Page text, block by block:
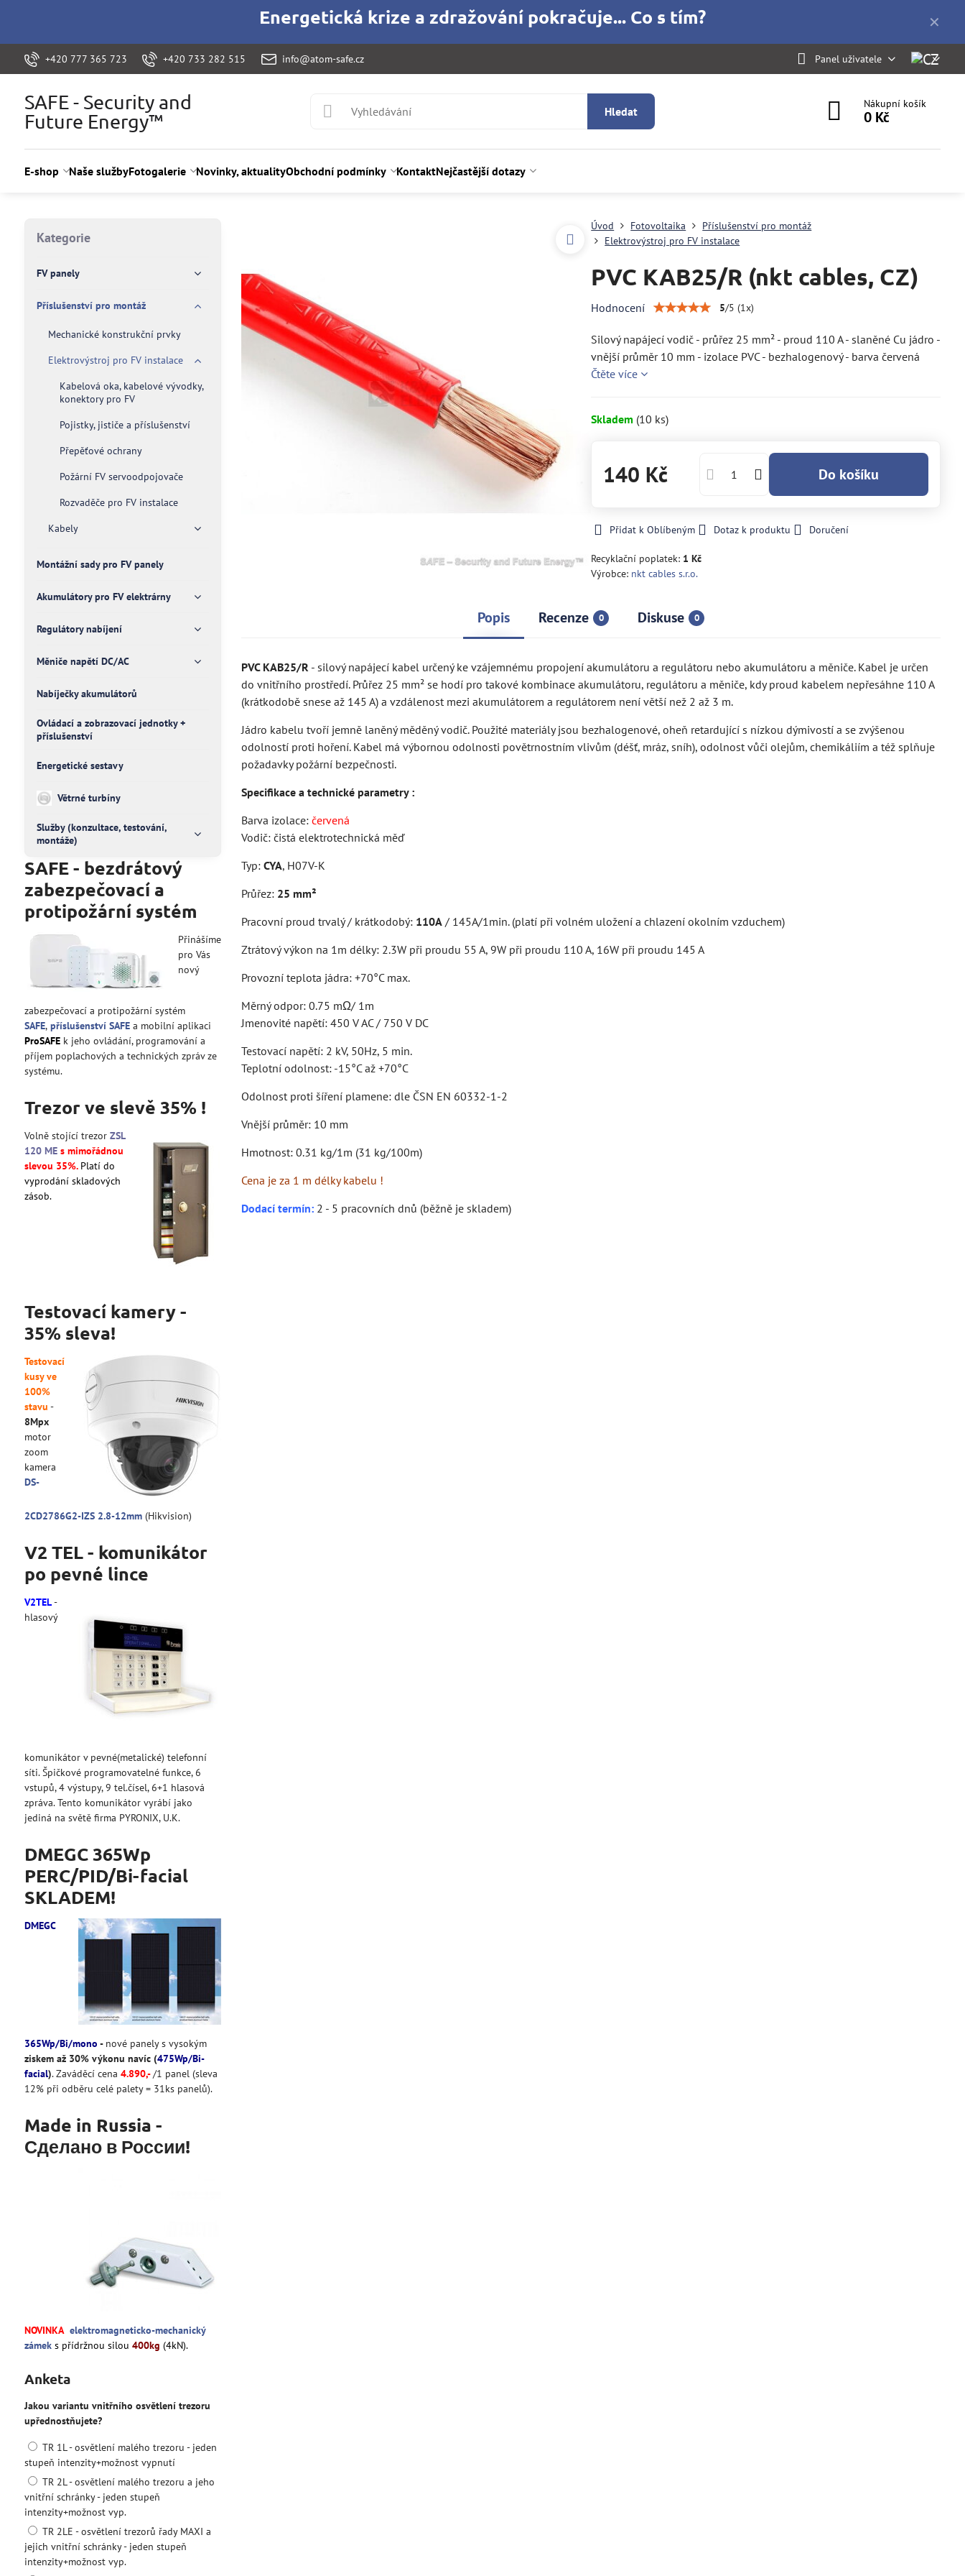
✕
Energetická krize a zdražování pokračuje... Co s tím?
+420 777 365 723 +420 733 282 515 info@atom-safe.cz Panel uživatele
SAFE - Security and
Future Energy™
Hledat
Nákupní košík
0 Kč
E-shop Naše službyFotogalerie Novinky, aktualityObchodní podmínky KontaktNejčastější dotazy
Úvod Fotovoltaika
Příslušenství pro montáž
Elektrovýstroj pro FV instalace
PVC KAB25/R (nkt cables, CZ)
Hodnocení 5/5 (1x)
Silový napájecí vodič - průřez 25 mm² - proud 110 A - slaněné Cu jádro -
vnější průměr 10 mm - izolace PVC - bezhalogenový - barva červená
Čtěte více
Skladem (10 ks)
140 Kč Do košíku
Přidat k Oblíbeným Dotaz k produktu Doručení
Recyklační poplatek: 1 Kč
Výrobce: nkt cables s.r.o.
Popis Recenze 0 Diskuse 0
PVC KAB25/R - silový napájecí kabel určený ke vzájemnému propojení akumulátoru a regulátoru nebo akumulátoru a měniče. Kabel je určen
do vnitřního prostředí. Průřez 25 mm² se hodí pro takové kombinace akumulátoru, regulátoru a měniče, kdy proud kabelem nepřesáhne 110 A
(krátkodobě snese až 145 A) a vzdálenost mezi akumulátorem a regulátorem není větší než 2 až 3 m.
Jádro kabelu tvoří jemně laněný měděný vodič. Použité materiály jsou bezhalogenové, oheň retardující s nízkou dýmivostí a se zvýšenou
odolností proti hoření. Kabel má výbornou odolnosti povětrnostním vlivům (déšť, mráz, sníh), odolnost vůči olejům, chemikáliím a též splňuje
požadavky požární bezpečnosti.
Specifikace a technické parametry :
Barva izolace:červená
Vodič: čistá elektrotechnická měď
Typ:CYA, H07V-K
Průřez: 25 mm²
Pracovní proud trvalý / krátkodobý: 110A / 145A/1min. (platí při volném uložení a chlazení okolním vzduchem)
Ztrátový výkon na 1m délky: 2.3W při proudu 55 A, 9W při proudu 110 A, 16W při proudu 145 A
Provozní teplota jádra: +70°C max.
Měrný odpor: 0.75 mΩ/ 1m
Jmenovité napětí: 450 V AC / 750 V DC
Testovací napětí: 2 kV, 50Hz, 5 min.
Teplotní odolnost: -15°C až +70°C
Odolnost proti šíření plamene: dle ČSN EN 60332-1-2
Vnější průměr: 10 mm
Hmotnost: 0.31 kg/1m (31 kg/100m)
Cena je za 1 m délky kabelu !
Dodací termín: 2 - 5 pracovních dnů (běžně je skladem)
Kategorie
FV panely
Příslušenství pro montáž
Mechanické konstrukční prvky
Elektrovýstroj pro FV instalace
Kabelová oka, kabelové vývodky,
konektory pro FV
Pojistky, jističe a příslušenství
Přepěťové ochrany
Požární FV servoodpojovače
Rozvaděče pro FV instalace
Kabely
Montážní sady pro FV panely
Akumulátory pro FV elektrárny
Regulátory nabíjení
Měniče napětí DC/AC
Nabíječky akumulátorů
Ovládací a zobrazovací jednotky +
příslušenství
Energetické sestavy
Větrné turbíny
Služby (konzultace, testování,
montáže)
SAFE - bezdrátový
zabezpečovací a
protipožární systém
Přinášíme
pro Vás
nový
zabezpečovací a protipožární systém
SAFE, příslušenství SAFEa mobilní aplikaci
ProSAFEk jeho ovládání, programování a
příjem poplachových a technických zpráv ze
systému.
Trezor ve slevě 35% !
Volně stojící trezor ZSL
120 ME s mimořádnou
slevou 35%. Platí do
vyprodání skladových
zásob.
Testovací kamery -
35% sleva!
Testovací
kusy ve
100%
stavu -
8Mpx
motor
zoom
kamera
DS-
2CD2786G2-IZS 2.8-12mm (Hikvision)
V2 TEL - komunikátor
po pevné lince
V2TEL-
hlasový
komunikátor v pevné(metalické) telefonní
síti. Špičkové programovatelné funkce, 6
vstupů, 4 výstupy, 9 tel.čísel, 6+1 hlasová
zpráva. Tento komunikátor vyrábí jako
jediná na světě firma PYRONIX, U.K.
DMEGC 365Wp
PERC/PID/Bi-facial
SKLADEM!
DMEGC
365Wp/Bi/mono - nové panely s vysokým
ziskem až 30% výkonu navíc (475Wp/Bi-
facial). Zaváděcí cena 4.890,-/1 panel (sleva
12% při odběru celé palety = 31ks panelů).
Made in Russia -
Сделано в России!
NOVINKA elektromagneticko-mechanický
zámek s přídržnou silou 400kg (4kN).
Anketa
Jakou variantu vnitřního osvětlení trezoru
upřednostňujete?
TR 1L - osvětlení malého trezoru - jeden
stupeň intenzity+možnost vypnutí
TR 2L - osvětlení malého trezoru a jeho
vnitřní schránky - jeden stupeň
intenzity+možnost vyp.
TR 2LE - osvětlení trezorů řady MAXI a
jejich vnitřní schránky - jeden stupeň
intenzity+možnost vyp.